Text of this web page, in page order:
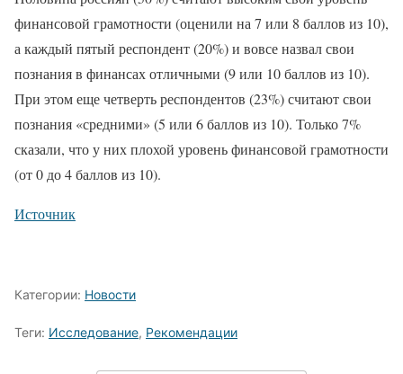
финансовой грамотности (оценили на 7 или 8 баллов из 10),
а каждый пятый респондент (20%) и вовсе назвал свои
познания в финансах отличными (9 или 10 баллов из 10).
При этом еще четверть респондентов (23%) считают свои
познания «средними» (5 или 6 баллов из 10). Только 7%
сказали, что у них плохой уровень финансовой грамотности
(от 0 до 4 баллов из 10).
Источник
Категории: Новости
Теги: Исследование, Рекомендации